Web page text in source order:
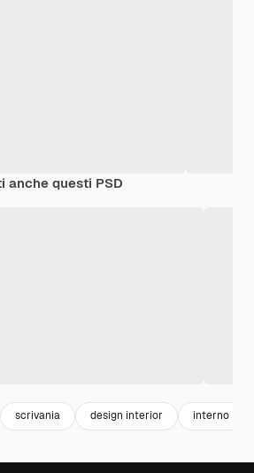
anche questi PSD
scrivania design interior interno